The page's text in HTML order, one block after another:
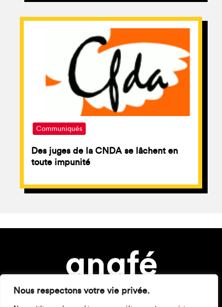
Nous respectons votre vie privée.
Communiqués
Des juges de la CNDA se lâchent en
toute impunité